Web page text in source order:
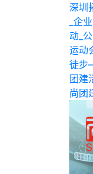
深圳
_企
动_
运动
徒步
团建
尚团